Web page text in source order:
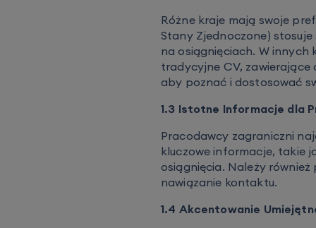
Różne kraje mają swoje
Stany Zjednoczone)
na osiągnięciach. W
tradycyjne CV, zawierające
aby poznać i dostosować
1.3 Istotne Informacje dla
Pracodawcy zagraniczni
kluczowe informacje, takie
osiągnięcia. Należy
nawiązanie kontaktu.
1.4 Akcentowanie